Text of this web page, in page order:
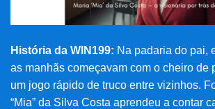
História da WIN199: Na padaria do pai,
as manhãs começavam com o cheiro de
um jogo rápido de truco entre vizinhos.
“Mia” da Silva Costa aprendeu a contar